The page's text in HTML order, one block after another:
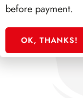
before payment.
OK, THANKS!